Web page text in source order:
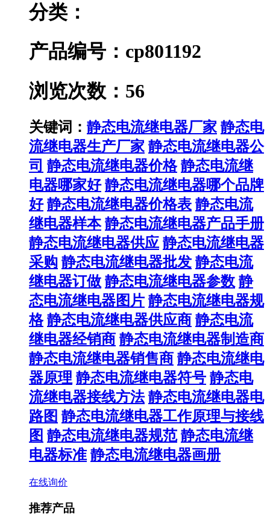
分类：
产品编号：cp801192
浏览次数：56
关键词： 静态电流继电器厂家 静态电
流继电器生产厂家 静态电流继电器公
司 静态电流继电器价格 静态电流继
电器哪家好 静态电流继电器哪个品牌
好 静态电流继电器价格表 静态电流
继电器样本 静态电流继电器产品手册
静态电流继电器供应 静态电流继电器
采购 静态电流继电器批发 静态电流
继电器订做 静态电流继电器参数 静
态电流继电器图片 静态电流继电器规
格 静态电流继电器供应商 静态电流
继电器经销商 静态电流继电器制造商
静态电流继电器销售商 静态电流继电
器原理 静态电流继电器符号 静态电
流继电器接线方法 静态电流继电器电
路图 静态电流继电器工作原理与接线
图 静态电流继电器规范 静态电流继
电器标准 静态电流继电器画册
在线询价
推荐产品